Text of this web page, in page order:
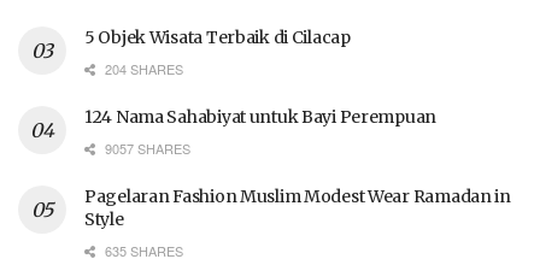
5 Objek Wisata Terbaik di Cilacap
204 SHARES
124 Nama Sahabiyat untuk Bayi Perempuan
9057 SHARES
Pagelaran Fashion Muslim Modest Wear Ramadan in
Style
635 SHARES